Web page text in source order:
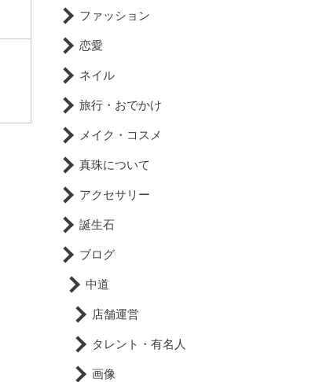
ファッション
恋愛
ネイル
旅行・おでかけ
メイク・コスメ
真珠について
アクセサリー
誕生石
ブログ
中道
店舗運営
タレント・有名人
画像